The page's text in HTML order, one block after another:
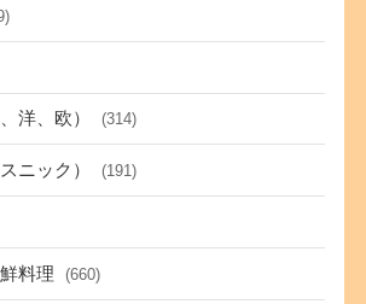
洋、欧） (314)
ニック） (191)
料理 (660)